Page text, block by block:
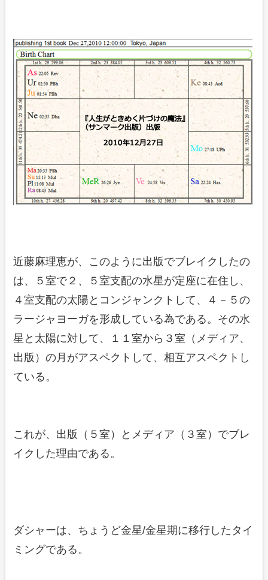
近藤麻理恵が、このように出版でブレイクしたの
は、５室で２、５室支配の水星が定座に在住し、
４室支配の太陽とコンジャンクトして、４－５の
ラージャヨーガを形成している為である。その水
星と太陽に対して、１１室から３室（メディア、
出版）の月がアスペクトして、相互アスペクトし
ている。
これが、出版（５室）とメディア（３室）でブレ
イクした理由である。
ダシャーは、ちょうど金星/金星期に移行したタイ
ミングである。